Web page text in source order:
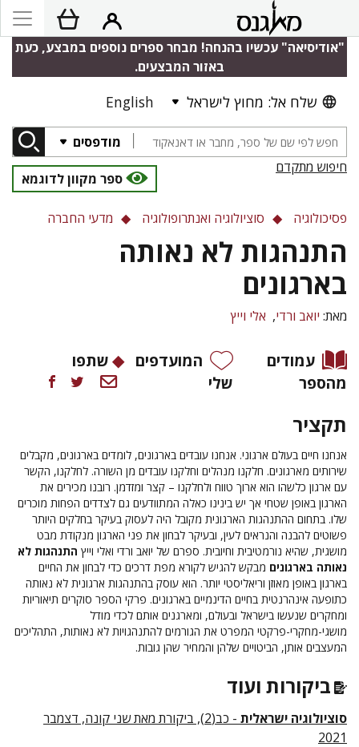
"אודיסיאה" עכשיו בהנחה! מבחר ספרים נוספים במבצע, כעת
באזור המבצעים.
שלח אל: מחוץ לישראל English
מודפסים
חיפוש מתקדם
ספר מקוון לדוגמא
פסיכולוגיה סוציולוגיה ואנתרופולוגיה מדעי החברה
התנהגות לא נאותה
בארגונים
מאת: יואב ורדי אלי וייץ
עמודים
מהספר
המועדפים
שלי
שתפו
תקציר
אנחנו חיים בעולם ארגוני. אנחנו עובדים בארגונים, לומדים בארגונים, מקבלים
שירותים מארגונים. חלקנו מנהלים וחלקנו עובדים מן השורה. לחלקנו, הקשר
עם ארגון כלשהו הוא ארוך טווח ולחלקנו – קצר ומזדמן. רובנו מכירים את
הארגון באופן שטחי אך יש בינינו כאלה המתוודעים גם לצדדים הפחות מוכרים
שלו. בתחום ההתנהגות הארגונית מקובל היה לעסוק בעיקר בחלקים היותר
פשוטים להבנה והנראים לעין, ובעיקר לבחון את פני הארגון מנקודת מבט
מושגית, שהיא נורמטיבית וחיובית. ספרם של יואב ורדי ואלי וייץ התנהגות לא
נאותה בארגונים מבקש להגיש לקורא מפת דרכים כדי לבחון את החיים
בארגון באופן מאוזן וריאליסטי יותר. הוא עוסק בהתנהגות ארגונית לא נאותה
כתופעה אינהרנטית בחיים הדינמיים בארגונים. פרקי הספר סוקרים תיאוריות
ומחקרים שנעשו בישראל ובעולם, ומארגנים אותם לכדי מודל
מושגי-מחקרי-פרקטי המפרט את הגורמים להתנהגויות לא נאותות, התהליכים
המעצבים אותן, הביטויים שלהן והמחיר שהן גובות.
ביקורות ועוד
סוציולוגיה ישראלית
- כב(2), ביקורת מאת שני קונה, דצמבר
2021